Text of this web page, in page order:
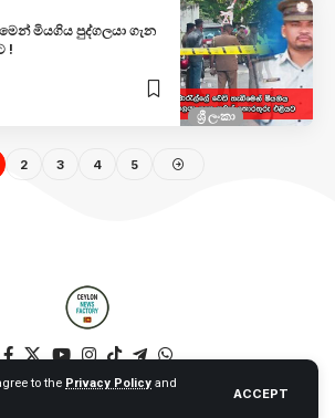
to the Privacy Policy and
ACCEPT
ශ්‍රී ලංකා
මියගිය පුද්ගලයා ගැන
!
2 3 4 5
Factory. All Rights Reserved. – Web by NT –